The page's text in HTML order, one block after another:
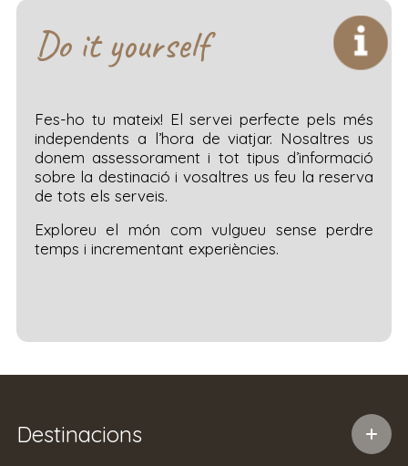
Do it yourself
Fes-ho tu mateix! El servei perfecte pels més
independents a l’hora de viatjar. Nosaltres us
donem assessorament i tot tipus d’informació
sobre la destinació i vosaltres us feu la reserva
de tots els serveis.
Exploreu el món com vulgueu sense perdre
temps i incrementant experiències.
Destinacions